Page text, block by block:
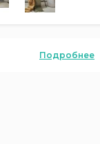
Подробнее